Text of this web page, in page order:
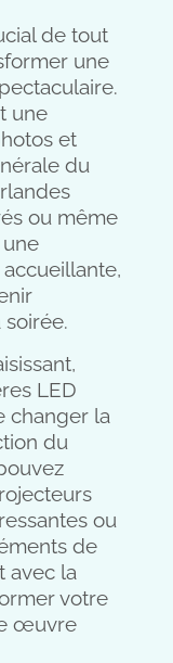
de tout
une
une
et
du
ou même
LED
changer la
du
ou
de
avec la
votre
œuvre